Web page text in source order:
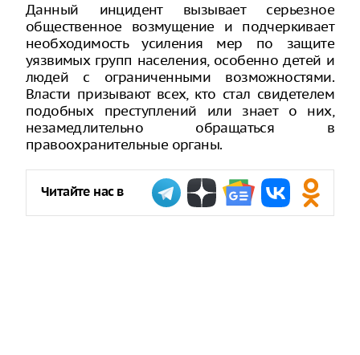
Данный инцидент вызывает серьезное
общественное возмущение и подчеркивает
необходимость усиления мер по защите
уязвимых групп населения, особенно детей и
людей с ограниченными возможностями.
Власти призывают всех, кто стал свидетелем
подобных преступлений или знает о них,
незамедлительно обращаться в
правоохранительные органы.
Читайте нас в